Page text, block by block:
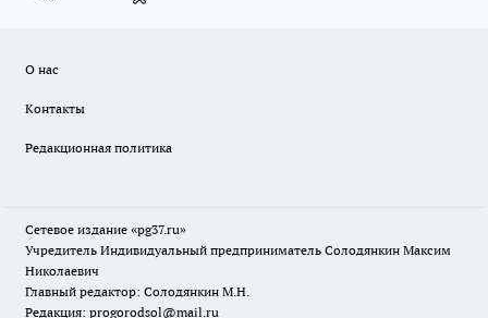
О нас
Контакты
Редакционная политика
Сетевое издание «pg37.ru»
Учредитель Индивидуальный предприниматель Солодянкин Максим
Николаевич
Главный редактор: Солодянкин М.Н.
Редакция: progorodsol@mail.ru